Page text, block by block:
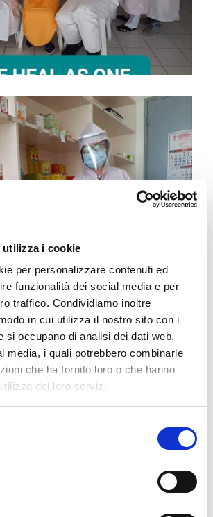
i cookie
per personalizzare contenuti ed
funzionalità dei social media e per
traffico. Condividiamo inoltre
in cui utilizza il nostro sito con i
si occupano di analisi dei dati web,
media, i quali potrebbero combinarle
che ha fornito loro o che hanno
dei loro servizi.
Posts